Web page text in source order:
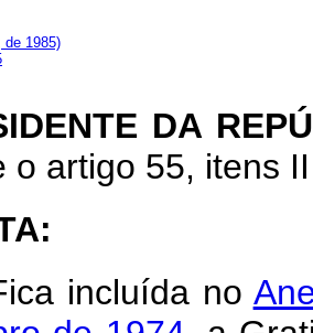
de 1985)
DA
o artigo 55, itens
incluída no